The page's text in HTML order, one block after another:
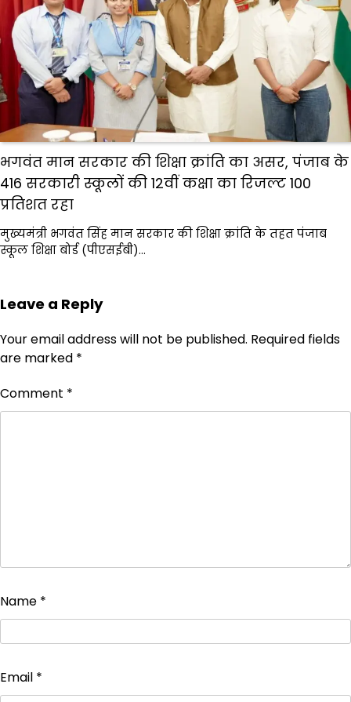
भगवंत मान सरकार की शिक्षा क्रांति का असर, पंजाब के
416 सरकारी स्कूलों की 12वीं कक्षा का रिजल्ट 100
प्रतिशत रहा
मुख्यमंत्री भगवंत सिंह मान सरकार की शिक्षा क्रांति के तहत पंजाब
स्कूल शिक्षा बोर्ड (पीएसईबी)…
Leave a Reply
Your email address will not be published. Required fields
are marked *
Comment *
Name *
Email *